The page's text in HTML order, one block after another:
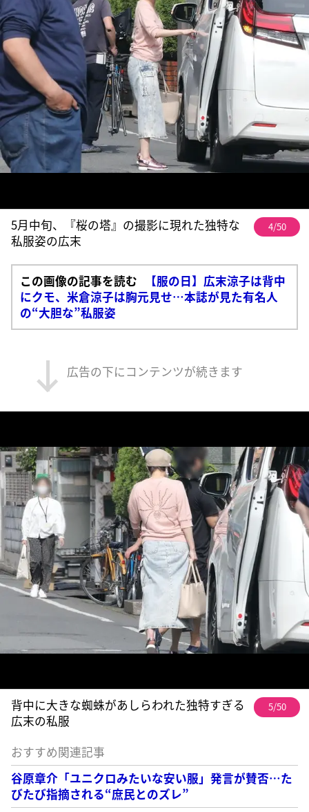
5月中旬、『桜の塔』の撮影に現れた独特な
私服姿の広末
4/50
この画像の記事を読む
【服の日】広末涼子は背中
にクモ、米倉涼子は胸元見せ…本誌が見た有名人
の“大胆な”私服姿
広告の下にコンテンツが続きます
背中に大きな蜘蛛があしらわれた独特すぎる
広末の私服
5/50
おすすめ関連記事
谷原章介「ユニクロみたいな安い服」発言が賛否…た
びたび指摘される“庶民とのズレ”